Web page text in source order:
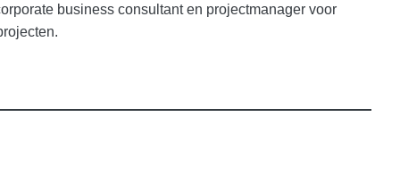
business consultant en projectmanager voor